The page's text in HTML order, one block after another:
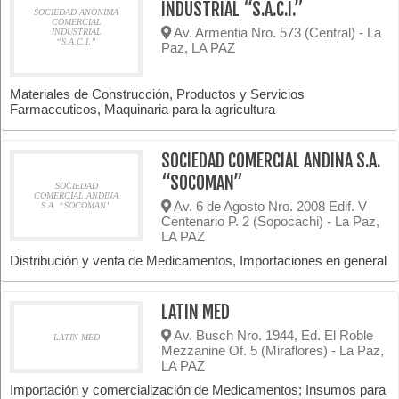
SOCIEDAD ANONIMA
COMERCIAL
INDUSTRIAL
“S.A.C.I.”
INDUSTRIAL “S.A.C.I.”
Av. Armentia Nro. 573 (Central) - La
Paz, LA PAZ
Materiales de Construcción, Productos y Servicios
Farmaceuticos, Maquinaria para la agricultura
SOCIEDAD
COMERCIAL ANDINA
S.A. “SOCOMAN”
SOCIEDAD COMERCIAL ANDINA S.A.
“SOCOMAN”
Av. 6 de Agosto Nro. 2008 Edif. V
Centenario P. 2 (Sopocachi) - La Paz,
LA PAZ
Distribución y venta de Medicamentos, Importaciones en general
LATIN MED
LATIN MED
Av. Busch Nro. 1944, Ed. El Roble
Mezzanine Of. 5 (Miraflores) - La Paz,
LA PAZ
Importación y comercialización de Medicamentos; Insumos para